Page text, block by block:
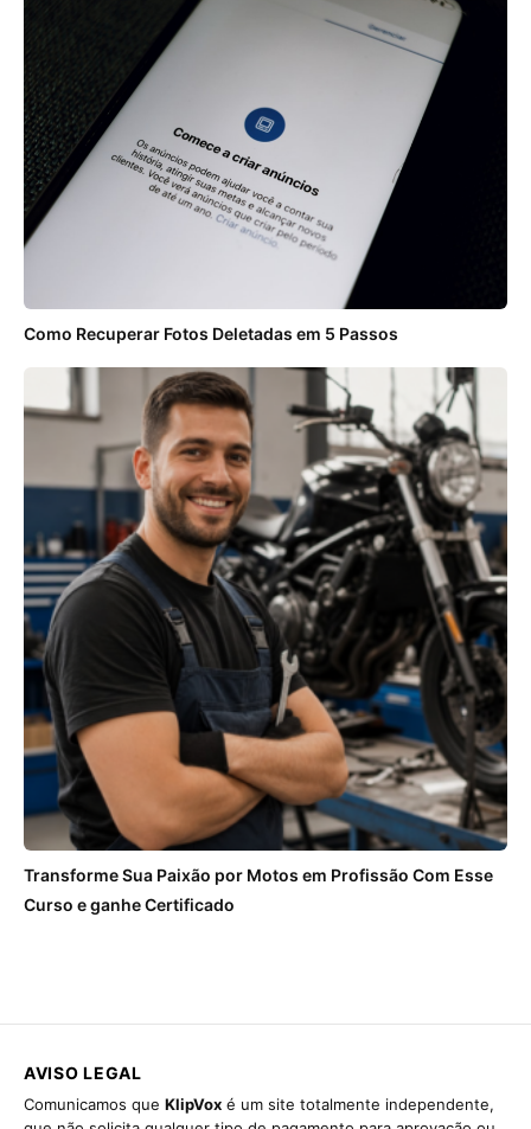
Como Recuperar Fotos Deletadas em 5 Passos
Transforme Sua Paixão por Motos em Profissão Com Esse
Curso e ganhe Certificado
AVISO LEGAL
Comunicamos que KlipVox é um site totalmente independente,